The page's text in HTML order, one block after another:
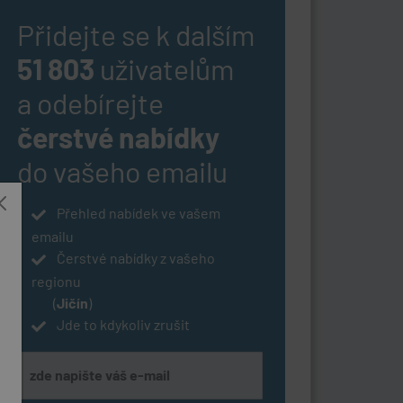
Přidejte se k dalším
51 803 uživatelům
a odebírejte
čerstvé nabídky
do vašeho emailu
Přehled nabídek ve vašem
emailu
Čerstvé nabídky z vašeho
regionu
(Jičín)
Jde to kdykoliv zrušit